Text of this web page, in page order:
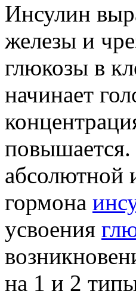
Инсулин
железы и
глюкозы в
начинает
повышается.
абсолютной
гормона
усвоения
на 1 и 2